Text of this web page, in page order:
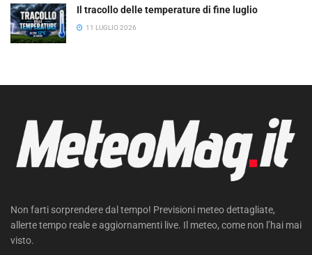
Il tracollo delle temperature di fine luglio
11 LUGLIO 2026
Non farti sorprendere dal tempo! Previsioni meteo dettagliate,
allerte tempo reale e aggiornamenti live. Il meteo, come non l’hai mai
visto.